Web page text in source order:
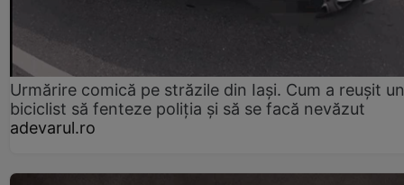
Urmărire comică pe străzile din Iași. Cum a reușit un
biciclist să fenteze poliția și să se facă nevăzut
adevarul.ro